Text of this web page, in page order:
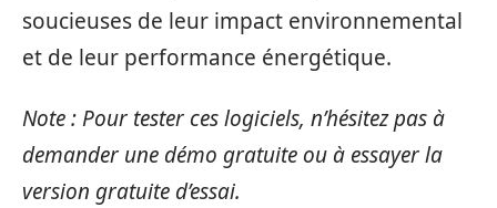
soucieuses de leur impact environnemental
et de leur performance énergétique.
Note : Pour tester ces logiciels, n’hésitez pas à
demander une démo gratuite ou à essayer la
version gratuite d’essai.